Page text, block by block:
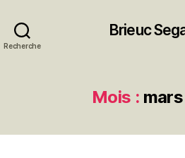
Recherche
Brieuc
Mois :